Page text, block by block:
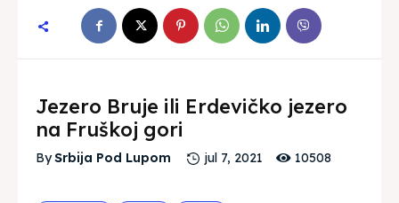
Jezero Bruje ili Erdevičko jezero
na Fruškoj gori
BySrbija Pod Lupom jul 7, 2021 10508